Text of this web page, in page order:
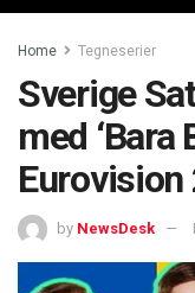
Home Tegneserier
Sverige
med ‘Bara
Eurovision
by NewsDesk